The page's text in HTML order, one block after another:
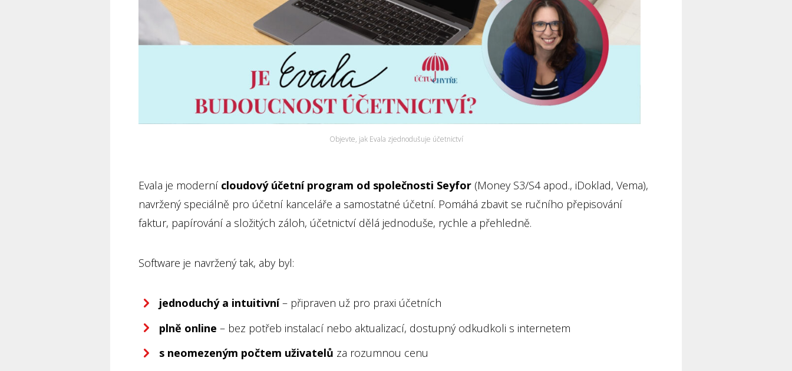
Objevte, jak Evala zjednodušuje účetnictví
Evala je moderní cloudový účetní program od společnosti Seyfor (Money S3/S4 apod., iDoklad, Vema),
navržený speciálně pro účetní kanceláře a samostatné účetní. Pomáhá zbavit se ručního přepisování
faktur, papírování a složitých záloh, účetnictví dělá jednoduše, rychle a přehledně.
Software je navržený tak, aby byl:
jednoduchý a intuitivní– připraven už pro praxi účetních
plně online – bez potřeb instalací nebo aktualizací, dostupný odkudkoli s internetem
s neomezeným počtem uživatelů za rozumnou cenu